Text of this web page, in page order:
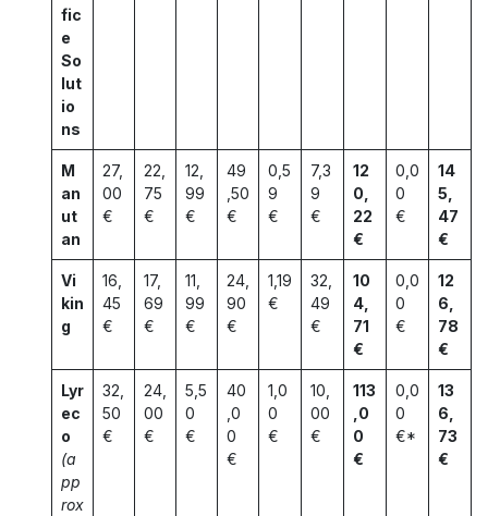
fic
e
So
lut
io
ns
M
an
ut
an
27,
00
€
22,
75
€
12,
99
€
49
,50
€
0,5
9
€
7,3
9
€
12
0,
22
€
0,0
0
€
14
5,
47
€
Vi
kin
g
16,
45
€
17,
69
€
11,
99
€
24,
90
€
1,19
€
32,
49
€
10
4,
71
€
0,0
0
€
12
6,
78
€
Lyr
ec
o
(a
pp
rox
32,
50
€
24,
00
€
5,5
0
€
40
,0
0
€
1,0
0
€
10,
00
€
113
,0
0
€
0,0
0
€*
13
6,
73
€